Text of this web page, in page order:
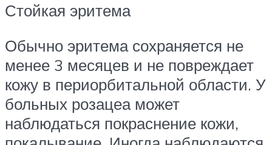
Стойкая эритема
Обычно эритема сохраняется не
менее 3 месяцев и не повреждает
кожу в периорбитальной области. У
больных розацеа может
наблюдаться покраснение кожи,